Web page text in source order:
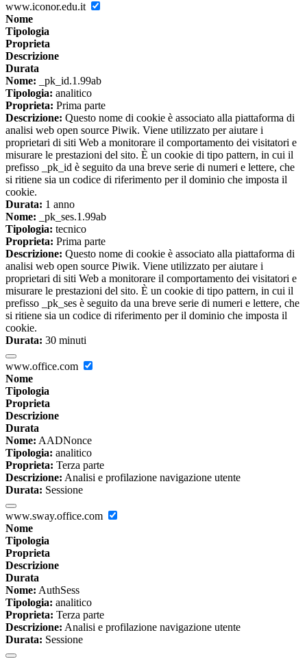
www.iconor.edu.it
Nome
Tipologia
Proprieta
Descrizione
Durata
Nome: _pk_id.1.99ab
Tipologia: analitico
Proprieta: Prima parte
Descrizione: Questo nome di cookie è associato alla piattaforma di
analisi web open source Piwik. Viene utilizzato per aiutare i
proprietari di siti Web a monitorare il comportamento dei visitatori e
misurare le prestazioni del sito. È un cookie di tipo pattern, in cui il
prefisso _pk_id è seguito da una breve serie di numeri e lettere, che
si ritiene sia un codice di riferimento per il dominio che imposta il
cookie.
Durata: 1 anno
Nome: _pk_ses.1.99ab
Tipologia: tecnico
Proprieta: Prima parte
Descrizione: Questo nome di cookie è associato alla piattaforma di
analisi web open source Piwik. Viene utilizzato per aiutare i
proprietari di siti Web a monitorare il comportamento dei visitatori e
misurare le prestazioni del sito. È un cookie di tipo pattern, in cui il
prefisso _pk_ses è seguito da una breve serie di numeri e lettere, che
si ritiene sia un codice di riferimento per il dominio che imposta il
cookie.
Durata: 30 minuti
www.office.com
Nome
Tipologia
Proprieta
Descrizione
Durata
Nome: AADNonce
Tipologia: analitico
Proprieta: Terza parte
Descrizione: Analisi e profilazione navigazione utente
Durata: Sessione
www.sway.office.com
Nome
Tipologia
Proprieta
Descrizione
Durata
Nome: AuthSess
Tipologia: analitico
Proprieta: Terza parte
Descrizione: Analisi e profilazione navigazione utente
Durata: Sessione